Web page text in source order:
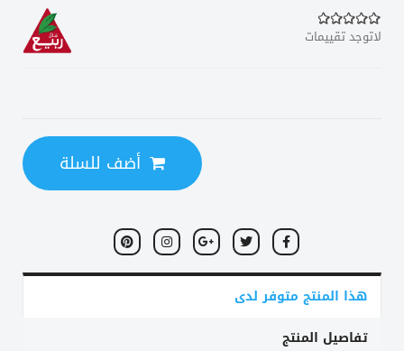
لاتوجد تقييمات
أضف للسلة
هذا المنتج متوفر لدى
تفاصيل المنتج